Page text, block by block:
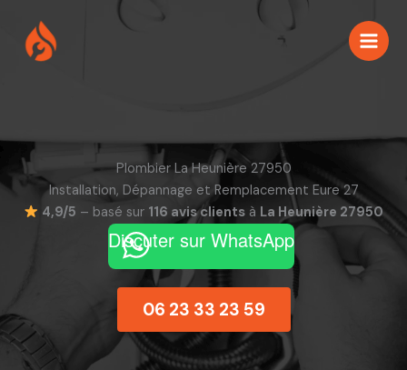
contenu
Plombier La Heunière 27950
Installation, Dépannage et Remplacement Eure 27
4,9/5 – basé sur 116 avis clients à La Heunière 27950
Discuter sur WhatsApp
06 23 33 23 59